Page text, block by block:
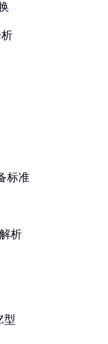
标准
析
型